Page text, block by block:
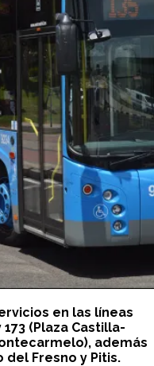
en las líneas
(Plaza Castilla-
además
del Fresno y Pitis.